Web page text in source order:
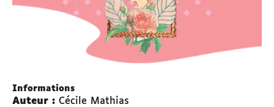
Informations
Auteur : Cécile Mathias